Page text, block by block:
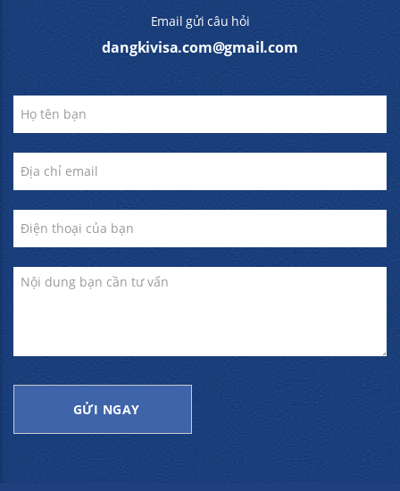
Email gửi câu hỏi
dangkivisa.com@gmail.com